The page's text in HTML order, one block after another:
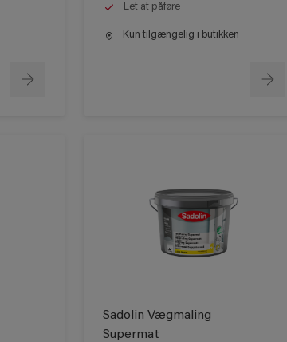
Let at påføre
Kun tilgængelig i butikken
Sadolin Vægmaling
Supermat